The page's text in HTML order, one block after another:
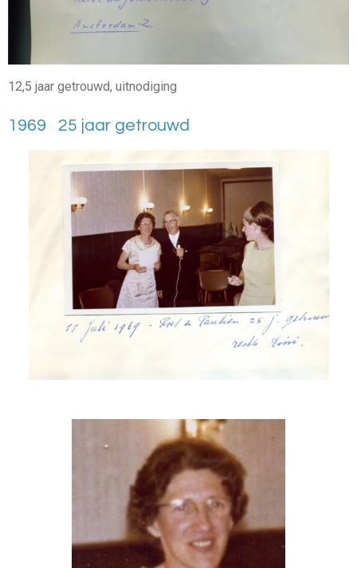
12,5 jaar getrouwd, uitnodiging
1969 25 jaar getrouwd